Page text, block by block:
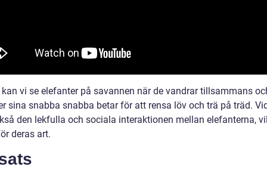
vi se elefanter på savannen när de vandrar tillsammans
sina snabba snabba betar för att rensa löv och trä på träd.
den lekfulla och sociala interaktionen mellan elefanterna,
deras art.